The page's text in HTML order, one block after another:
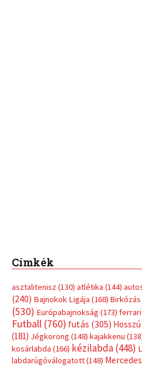
Címkék
asztalitenisz (130) atlétika (144)
(240) Bajnokok Ligája (168) Birkózás
(530) Európabajnokság (173) ferrari
Futball (760) futás (305)
(181) Jégkorong (148) kajakkenu
kosárlabda (166) kézilabda(448)
labdarúgóválogatott(148) Mercedes